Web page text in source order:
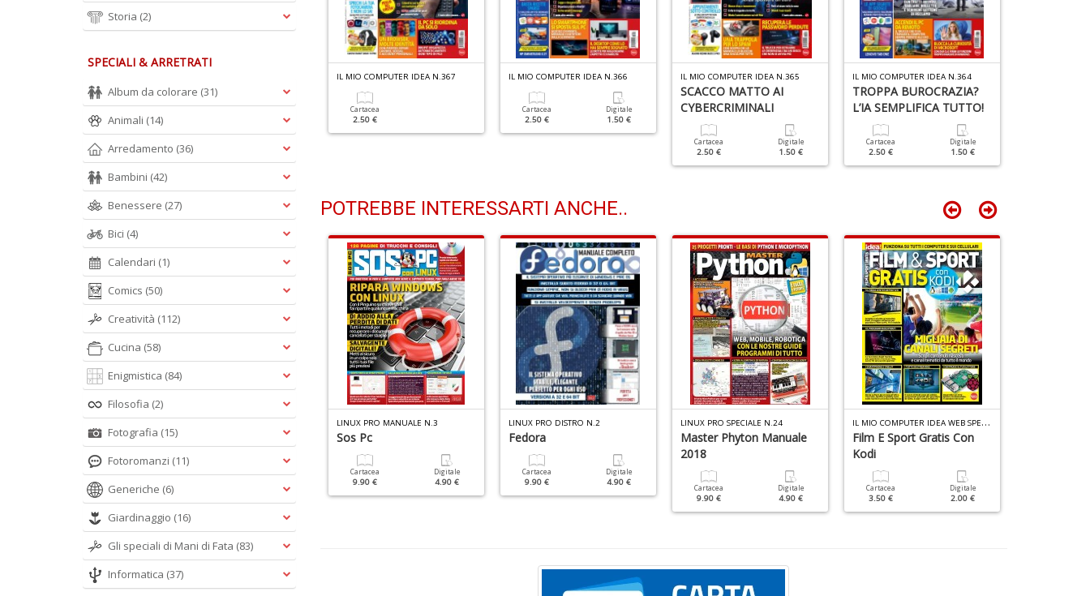
Il Tuo Windows
Digitale
1.50 €
21 Top Software Gratis
Per Sempre
2.50 € 1.50 €
IL MIO COMPUTER IDEA N.367
Cartacea
2.50 €
IL MIO COMPUTER IDEA N.366
Cartacea
2.50 €
Digitale
1.50 €
IL MIO COMPUTER IDEA N.365
SCACCO MATTO AI
CYBERCRIMINALI
Cartacea
2.50 €
Digitale
1.50 €
IL MIO COMPUTER IDEA N.364
TROPPA BUROCRAZIA?
L’IA SEMPLIFICA TUTTO!
Cartacea
2.50 €
Digitale
1.50 €
POTREBBE INTERESSARTI ANCHE..
3.90 €
Master Linux
LINUX PRO MANUALE N.3
Sos Pc
Cartacea
9.90 €
Digitale
4.90 €
LINUX PRO DISTRO N.2
Fedora
Cartacea
9.90 €
Digitale
4.90 €
LINUX PRO SPECIALE N.24
Master Phyton Manuale
2018
Cartacea
9.90 €
Digitale
4.90 €
I
L MIO COMPUTER IDEA WEB SPECIALE N.1
Film E Sport Gratis Con
Kodi
Cartacea
3.50 €
Digitale
2.00 €
Storia (2)
SPECIALI & ARRETRATI
Album da colorare (31)
Animali (14)
Arredamento (36)
Bambini (42)
Benessere (27)
Bici (4)
Calendari (1)
Comics (50)
Creatività (112)
Cucina (58)
Enigmistica (84)
Filosofia (2)
Fotografia (15)
Fotoromanzi (11)
Generiche (6)
Giardinaggio (16)
Gli speciali di Mani di Fata (83)
Informatica (37)